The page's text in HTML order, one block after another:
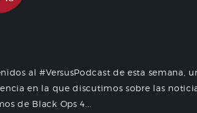
al #VersusPodcast de esta semana,
en la que discutimos sobre las
de Black Ops 4...